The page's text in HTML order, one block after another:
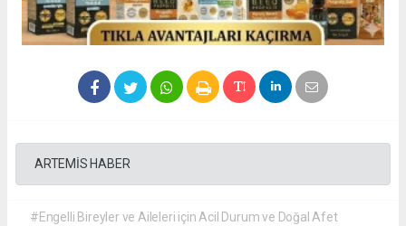
ARTEMİS HABER
#Engelli Bireyler ve Aileleri için Acil Durum ve Doğal Afet